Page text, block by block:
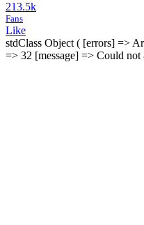
213.5k
Fans
Like
stdClass Object ( [errors] =>
=> 32 [message] => Could not